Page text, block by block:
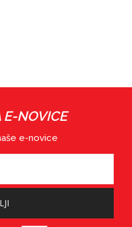
E-NOVICE
e-novice